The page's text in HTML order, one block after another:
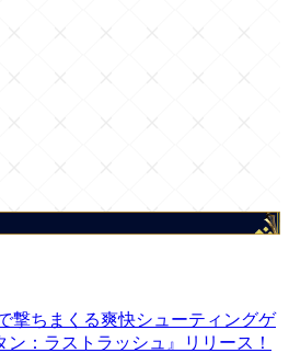
撃ちまくる爽快シューティングゲ
ン：ラストラッシュ』リリース！